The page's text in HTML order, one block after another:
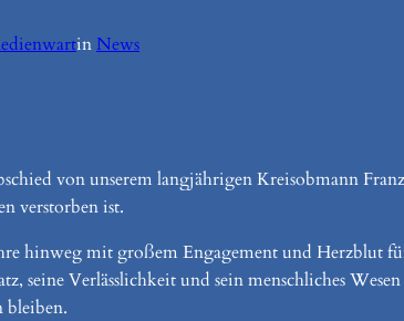
in News
von unserem langjährigen Kreisobmann
verstorben ist.
hinweg mit großem Engagement und Herzblut
seine Verlässlichkeit und sein menschliches
bleiben.